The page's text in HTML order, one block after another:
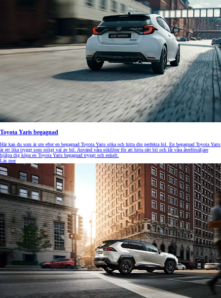
Toyota Yaris begagnad
Här kan du som är ute efter en begagnad Toyota Yaris söka och hitta din perfekta bil. En begagnad Toyota Yaris
är ett lika tryggt som roligt val av bil. Använd våra sökfilter för att hitta rätt bil och låt våra återförsäljare
hjälpa dig köpa en Toyota Yaris begagnad tryggt och enkelt.
Läs mer